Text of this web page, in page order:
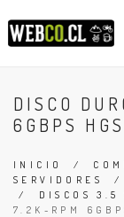
DISCO
6GBPS
INICIO /
SERVIDORES
/ DISCOS 3.5
7.2K-RPM